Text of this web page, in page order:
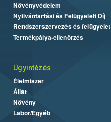
Növényvédelem
Nyilvántartási és Felügyeleti Díj
Rendszerszervezés és felügyelet
Termékpálya-ellenőrzés
Ügyintézés
Élelmiszer
Állat
Növény
Labor/Egyéb